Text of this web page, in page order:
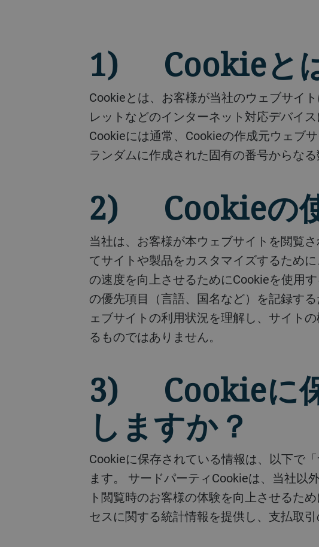
1) Cookieと
Cookieとは、お客様が当社のウェブサイトにアクセスしたときに、お客様のコンピューターやスマートフォン、タブ
レットなどのインターネット対応デバイ
Cookieには通常、Cookieの作成元ウェブ
ランダムに作成された固有の番号からなる
2) Cookieの
当社は、お客様が本ウェブサイトを閲覧される時の閲覧体験や使い勝手を向上させ、お客様の興味やニーズにあわせ
てサイトや製品をカスタマイズするため
の速度を向上させるためにCookieを使用
の優先項目（言語、国名など）を記録す
ェブサイトの利用状況を理解し、サイト
るものではありません。
3) Cookieに保
しますか？
Cookieに保存されている情報は、以下で「サードパーティCookie」として識別されるものを除き、当社のみが使用し
ます。 サードパーティCookieは、当社以
ト閲覧時のお客様の体験を向上させるた
セスに関する統計情報を提供し、支払取引